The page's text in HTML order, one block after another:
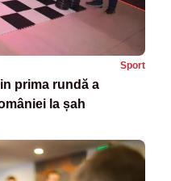
Sport
prima rundă a
la șah